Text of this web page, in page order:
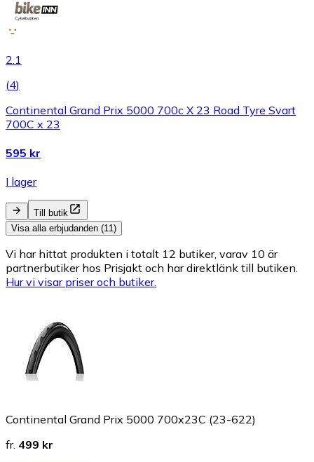
2.1
(4)
Continental Grand Prix 5000 700c X 23 Road Tyre Svart
700C x 23
595 kr
I lager
Till butik
Visa alla erbjudanden (11)
Vi har hittat produkten i totalt 12 butiker, varav 10 är
partnerbutiker hos Prisjakt och har direktlänk till butiken.
Hur vi visar priser och butiker.
Continental Grand Prix 5000 700x23C (23-622)
fr. 499 kr